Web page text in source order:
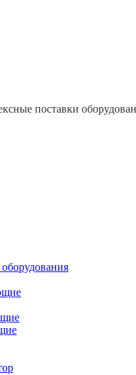
поставки